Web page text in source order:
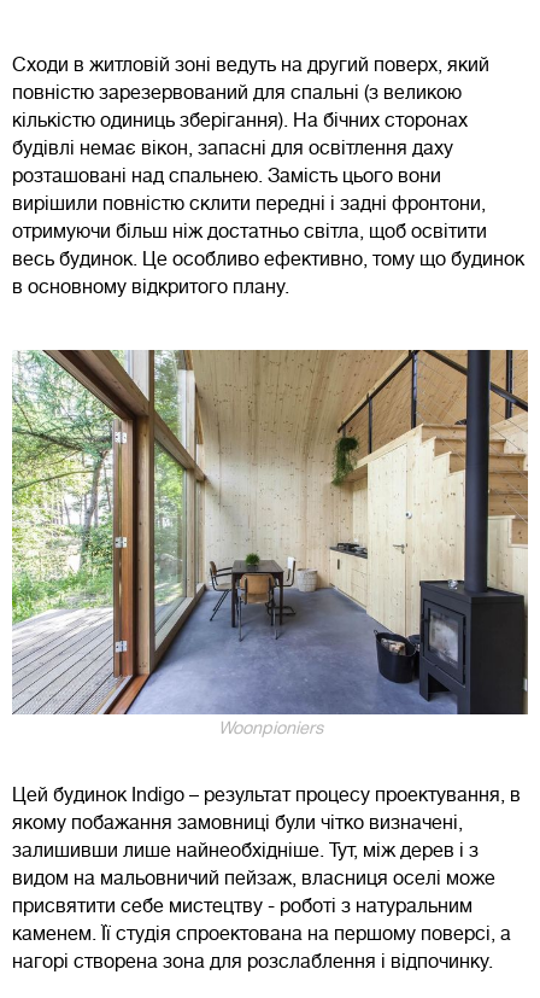
Сходи в житловій зоні ведуть на другий поверх, який
повністю зарезервований для спальні (з великою
кількістю одиниць зберігання). На бічних сторонах
будівлі немає вікон, запасні для освітлення даху
розташовані над спальнею. Замість цього вони
вирішили повністю склити передні і задні фронтони,
отримуючи більш ніж достатньо світла, щоб освітити
весь будинок. Це особливо ефективно, тому що будинок
в основному відкритого плану.
Woonpioniers
Цей будинок Indigo – результат процесу проектування, в
якому побажання замовниці були чітко визначені,
залишивши лише найнеобхідніше. Тут, між дерев і з
видом на мальовничий пейзаж, власниця оселі може
присвятити себе мистецтву - роботі з натуральним
каменем. Її студія спроектована на першому поверсі, а
нагорі створена зона для розслаблення і відпочинку.